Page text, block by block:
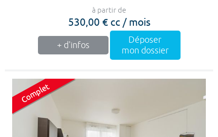
à partir de
530,00 € cc / mois
+ d'infos
Déposer
mon dossier